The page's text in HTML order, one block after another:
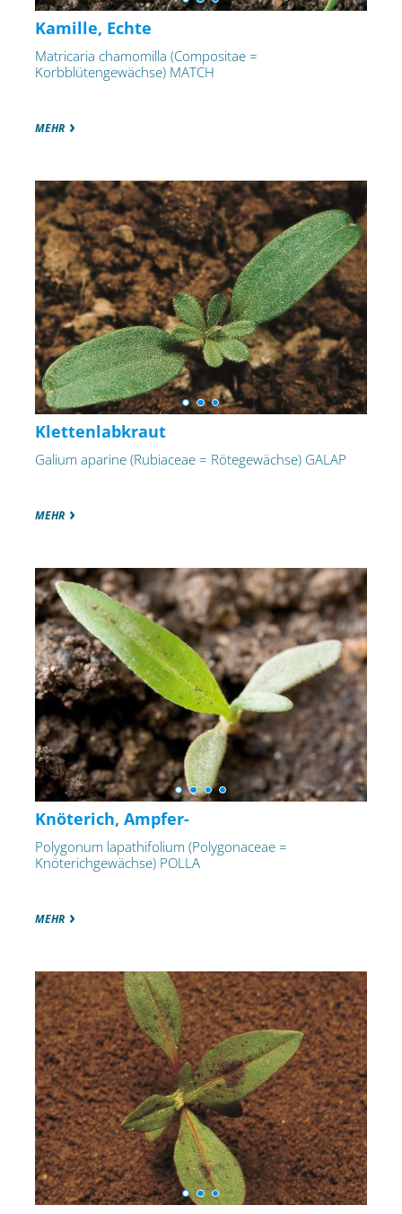
Kamille, Echte
Matricaria chamomilla (Compositae =
Korbblütengewächse) MATCH
MEHR
Klettenlabkraut
Galium aparine (Rubiaceae = Rötegewächse) GALAP
MEHR
Knöterich, Ampfer-
Polygonum lapathifolium (Polygonaceae =
Knöterichgewächse) POLLA
MEHR